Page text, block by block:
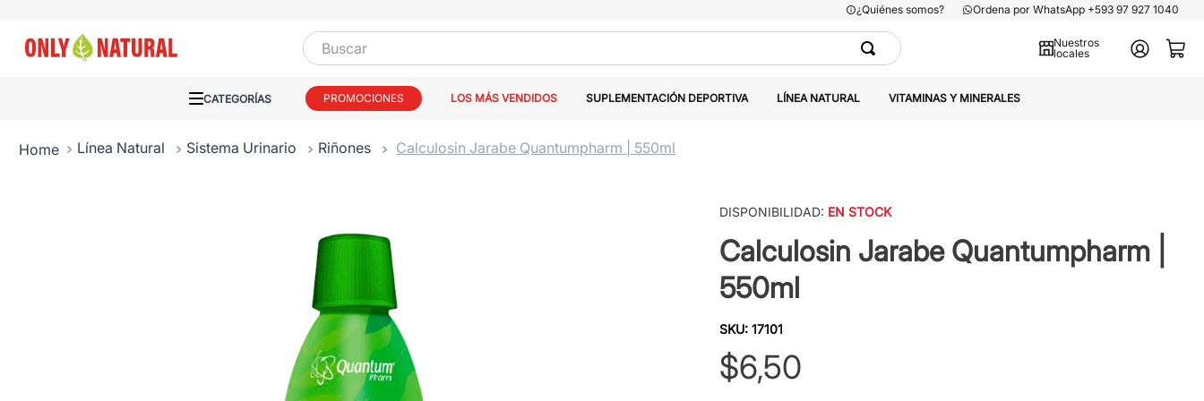
¿Quiénes somos? Ordena por WhatsApp +593 97 927 1040
Buscar
Nuestros
locales
PROMOCIONES LOS MÁS VENDIDOS SUPLEMENTACIÓN DEPORTIVA LÍNEA NATURAL VITAMINAS Y MINERALES
Línea Natural Sistema Urinario Riñones Calculosin Jarabe Quantumpharm | 550ml
DISPONIBILIDAD: EN STOCK
Calculosin Jarabe Quantumpharm |
550ml
SKU: 17101
$6,50